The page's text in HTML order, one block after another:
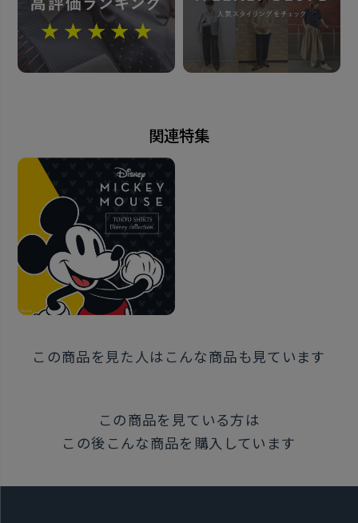
2025年11月25日
関連特集
この商品を見た人はこんな商品も見ています
この商品を見ている方は
この後こんな商品を購入しています